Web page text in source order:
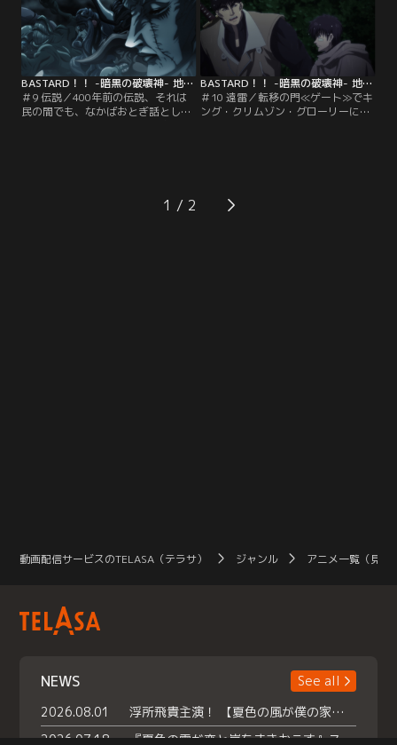
あるマーシ王子に屋敷の地下に呼び
出される。そこには400年前に滅ん
だ旧世界の文明で作られた、ある装
置があって…。
リムゾン・グローリーに向かった魔
戦将軍たちは、空の上でとんでもな
い怪物に強襲されていた！
BASTARD！！ -暗黒の破壊神- 地獄の鎮魂歌編 第09話
＃9 伝説／400年前の伝説、それは
民の間でも、なかばおとぎ話として
亡した旧世界の伝説を。一方そのこ
ろ、ダーク・シュナイダー一行はキ
BASTARD！！ -暗黒の破壊神- 地獄の鎮魂歌編 第10話
＃10 遠雷／転移の門≪ゲート≫でキ
ング・クリムゾン・グローリーに降
ったダーク・シュナイダーとボルの
一騎打ちが始まるが、ダーク・シュ
1
動画配信サービスのTELASA（テラサ） ジャンル アニメ一覧（見放
NEWS
See all
2026.08.01
浮所飛貴主演！ 【夏色の風が僕の家にやってきた】 本日よりテラサで独占配信スタート！
2026.07.18
『夏色の雲が恋と嵐をまきおこす』スペシャルメイキング 【Part1】2026年７月18日（土）23時30分～配信スタート！話題のシーンの裏側を大公開！豪華キャスト大集合！ 『武宮家 真夏の家族会議』開催！